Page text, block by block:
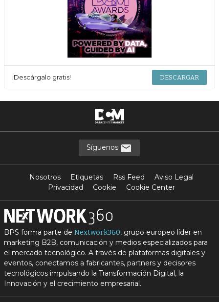
¡Descárgalo gratis! DESCARGAR
Síguenos
Nosotros Etiquetas Rss Feed
Aviso Legal
Privacidad
Cookie Cookie Center
BPS forma parte de Nextwork360, grupo europeo líder en
marketing B2B, comunicación y medios especializados para
el mercado tecnológico. A través de plataformas digitales y
eventos, conectamos a fabricantes, partners y decisores
tecnológicos impulsando la Transformación Digital, la
Innovación y el crecimiento empresarial.